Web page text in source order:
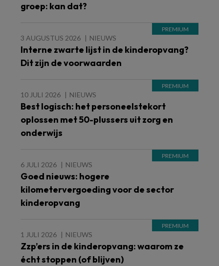
groep: kan dat?
3 AUGUSTUS 2026 NIEUWS
Interne zwarte lijst in de kinderopvang?
Dit zijn de voorwaarden
10 JULI 2026 NIEUWS
Best logisch: het personeelstekort
oplossen met 50-plussers uit zorg en
onderwijs
6 JULI 2026 NIEUWS
Goed nieuws: hogere
kilometervergoeding voor de sector
kinderopvang
1 JULI 2026 NIEUWS
Zzp’ers in de kinderopvang: waarom ze
écht stoppen (of blijven)